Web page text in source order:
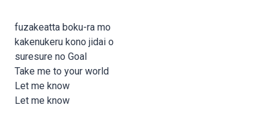
fuzakeatta boku-ra mo
kakenukeru kono jidai o
suresure no Goal
Take me to your world
Let me know
Let me know